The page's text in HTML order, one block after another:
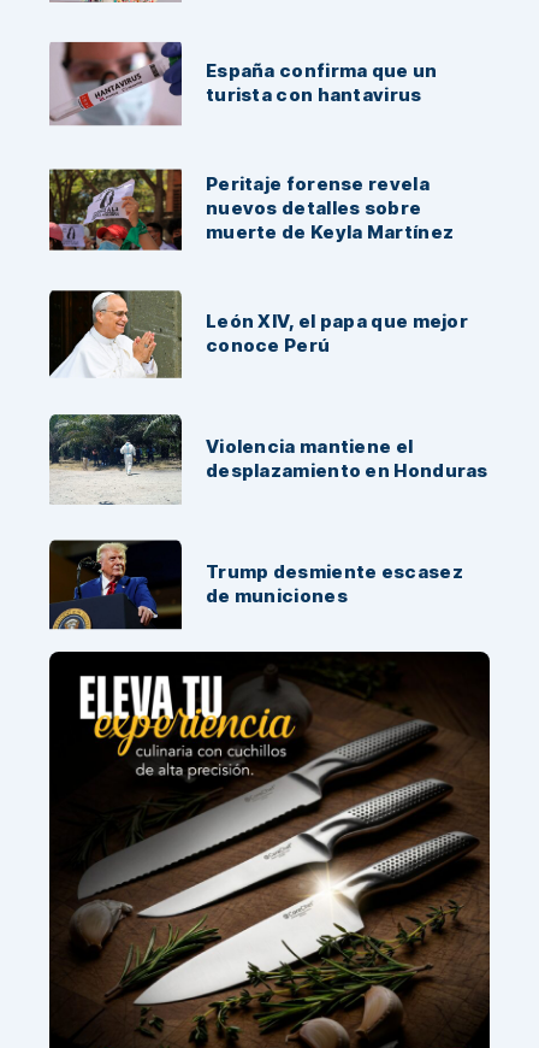
España confirma que un
turista con hantavirus
Peritaje forense revela
nuevos detalles sobre
muerte de Keyla Martínez
León XIV, el papa que mejor
conoce Perú
Violencia mantiene el
desplazamiento en Honduras
Trump desmiente escasez
de municiones